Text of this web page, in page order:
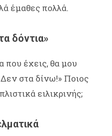
έμαθες πολλά.
δόντια»
που έχεις, θα μου
στα δίνω!» Ποιος
ειλικρινής;